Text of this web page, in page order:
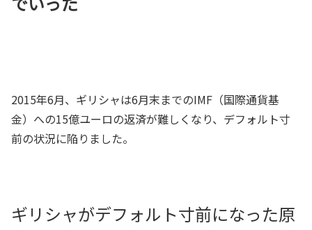
2015年6月、ギリシャは6月末までのIMF（国際通貨基
金）への15億ユーロの返済が難しくなり、デフォルト寸
前の状況に陥りました。
ギリシャがデフォルト寸前になった原